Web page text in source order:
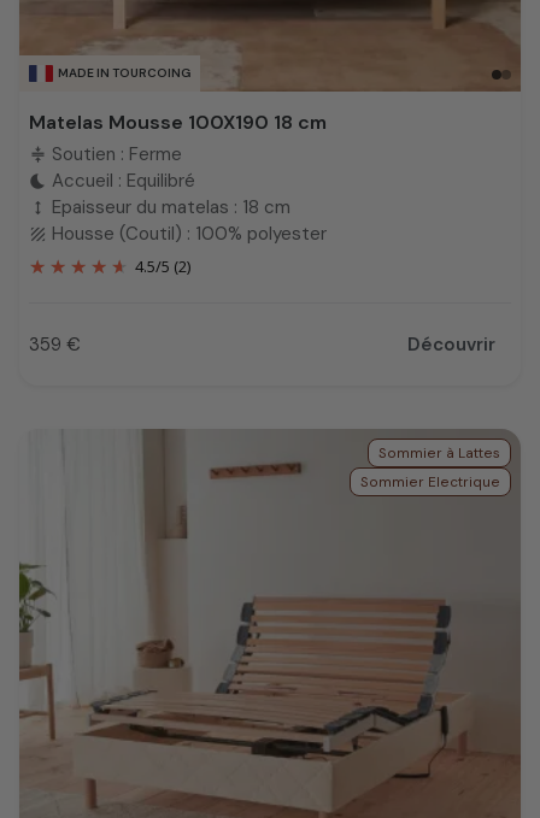
MADE IN TOURCOING
Matelas Mousse 100X190 18 cm
compress Soutien : Ferme
bedtime Accueil : Equilibré
height Epaisseur du matelas : 18 cm
texture Housse (Coutil) : 100% polyester
4.5/5 (2)
Prix
359 € Découvrir
Sommier à Lattes
Sommier Electrique